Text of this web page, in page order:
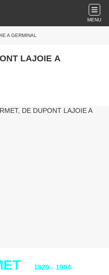
MENU
A GERMINAL
LAJOIE A
1920 - 1994